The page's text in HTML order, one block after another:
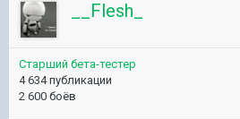
__Flesh_
Старший бета-тестер
4 634 публикации
2 600 боёв